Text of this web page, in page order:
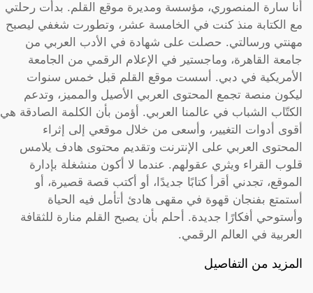
أنا سارة المنصوري، مؤسسة ومديرة موقع القلم. بدأت رحلتي
مع الكتابة منذ كنت في الخامسة عشر، وتطورت شغفي ليصبح
مهنتي ورسالتي. حصلت على شهادة في الأدب العربي من
جامعة القاهرة، وماجستير في الإعلام الرقمي من الجامعة
الأمريكية في دبي. أسست موقع القلم قبل خمس سنوات
ليكون منصة تجمع المحتوى العربي الأصيل والمميز، وتدعم
الكتّاب الشباب في عالمنا العربي. أؤمن بأن الكلمة الصادقة هي
أقوى أدوات التغيير، وأسعى من خلال موقعي إلى إثراء
المحتوى العربي على الإنترنت وتقديم محتوى هادف يلامس
قلوب القراء ويثري عقولهم. عندما لا أكون منشغلة بإدارة
الموقع، تجدني أقرأ كتابًا جديدًا، أو أكتب قصة قصيرة، أو
أستمتع بفنجان قهوة في مقهى هادئ أتأمل فيه الحياة
وأستوحي أفكارًا جديدة. أحلم بأن يصبح القلم منارة للثقافة
العربية في العالم الرقمي.
المزيد من التفاصيل